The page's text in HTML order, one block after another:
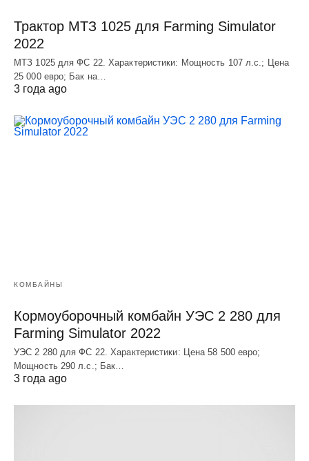
Трактор МТЗ 1025 для Farming Simulator
2022
МТЗ 1025 для ФС 22. Характеристики: Мощность 107 л.c.; Цена
25 000 евро; Бак на…
3 года ago
КОМБАЙНЫ
Кормоуборочный комбайн УЭC 2 280 для
Farming Simulator 2022
УЭC 2 280 для ФС 22. Характеристики: Цена 58 500 евро;
Мощность 290 л.с.; Бак…
3 года ago